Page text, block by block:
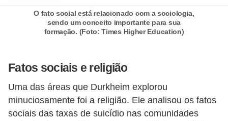
O fato social está relacionado com a sociologia,
sendo um conceito importante para sua
formação. (Foto: Times Higher Education)
Fatos sociais e religião
Uma das áreas que Durkheim explorou
minuciosamente foi a religião. Ele analisou os fatos
sociais das taxas de suicídio nas comunidades
c
a
s
p